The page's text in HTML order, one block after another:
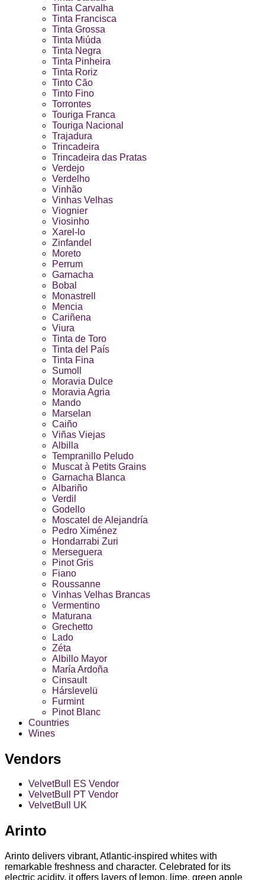
Tinta Carvalha
Tinta Francisca
Tinta Grossa
Tinta Miúda
Tinta Negra
Tinta Pinheira
Tinta Roriz
Tinto Cão
Tinto Fino
Torrontes
Touriga Franca
Touriga Nacional
Trajadura
Trincadeira
Trincadeira das Pratas
Verdejo
Verdelho
Vinhão
Vinhas Velhas
Viognier
Viosinho
Xarel-lo
Zinfandel
Moreto
Perrum
Garnacha
Bobal
Monastrell
Mencia
Cariñena
Viura
Tinta de Toro
Tinta del País
Tinta Fina
Sumoll
Moravia Dulce
Moravia Agria
Mando
Marselan
Caiño
Viñas Viejas
Albilla
Tempranillo Peludo
Muscat à Petits Grains
Garnacha Blanca
Albariño
Verdil
Godello
Moscatel de Alejandría
Pedro Ximénez
Hondarrabi Zuri
Merseguera
Pinot Gris
Fiano
Roussanne
Vinhas Velhas Brancas
Vermentino
Maturana
Grechetto
Lado
Zéta
Albillo Mayor
María Ardoña
Cinsault
Hárslevelü
Furmint
Pinot Blanc
Countries
Wines
Vendors
VelvetBull ES Vendor
VelvetBull PT Vendor
VelvetBull UK
Arinto
Arinto delivers vibrant, Atlantic‑inspired whites with
remarkable freshness and character. Celebrated for its
electric acidity, it offers layers of lemon, lime, green apple